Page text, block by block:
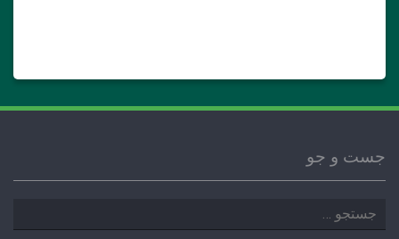
جست و جو
جستجو
برای: